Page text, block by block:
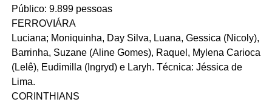
Público: 9.899 pessoas
FERROVIÁRA
Luciana; Moniquinha, Day Silva, Luana, Gessica (Nicoly),
Barrinha, Suzane (Aline Gomes), Raquel, Mylena Carioca
(Lelê), Eudimilla (Ingryd) e Laryh. Técnica: Jéssica de
Lima.
CORINTHIANS